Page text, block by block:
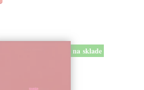
na sklade